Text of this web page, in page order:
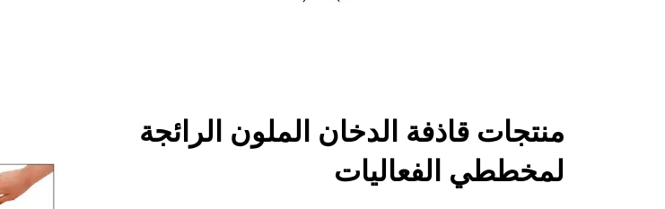
منتجات قاذفة الدخان الملون الرائجة
لمخططي الفعاليات